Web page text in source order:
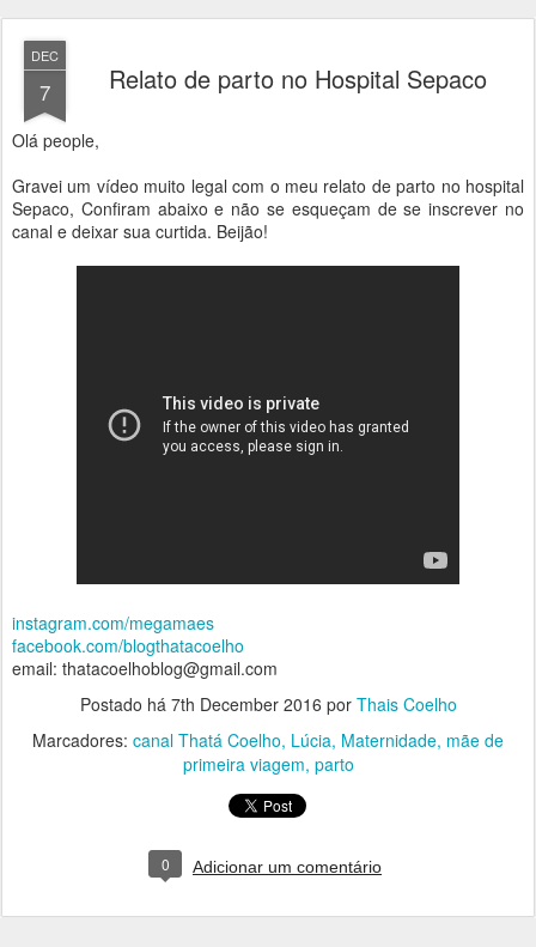
DEC
7 Relato de parto no Hospital Sepaco
Olá people,
Gravei um vídeo muito legal com o meu relato de parto no hospital
Sepaco, Confiram abaixo e não se esqueçam de se inscrever no
canal e deixar sua curtida. Beijão!
instagram.com/megamaes
facebook.com/blogthatacoelho
email: thatacoelhoblog@gmail.com
Postado há 7th December 2016 por Thais Coelho
Marcadores: canal Thatá Coelho Lúcia Maternidade mãe de
primeira viagem parto
0 Adicionar um comentário